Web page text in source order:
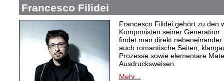
Francesco Filidei
Francesco Filidei gehört zu den
Komponisten seiner
findet man direkt
auch romantische Seiten,
Prozesse sowie elementare
Ausdrucksweisen.
Mehr...